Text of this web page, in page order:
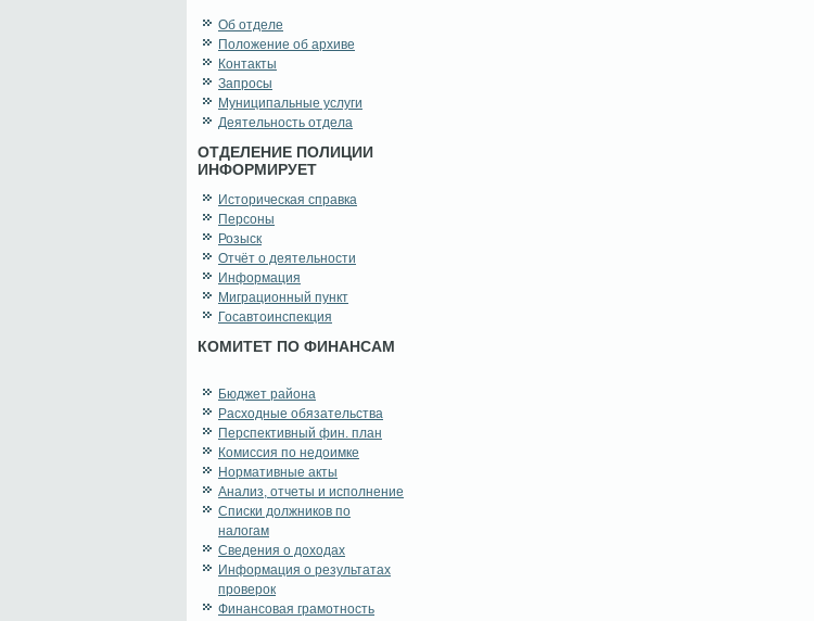
Об отделе
Положение об архиве
Контакты
Запросы
Муниципальные услуги
Деятельность отдела
ОТДЕЛЕНИЕ ПОЛИЦИИ
ИНФОРМИРУЕТ
Историческая справка
Персоны
Розыск
Отчёт о деятельности
Информация
Миграционный пункт
Госавтоинспекция
КОМИТЕТ ПО ФИНАНСАМ
Бюджет района
Расходные обязательства
Перспективный фин. план
Комиссия по недоимке
Нормативные акты
Анализ, отчеты и исполнение
Списки должников по
налогам
Сведения о доходах
Информация о результатах
проверок
Финансовая грамотность